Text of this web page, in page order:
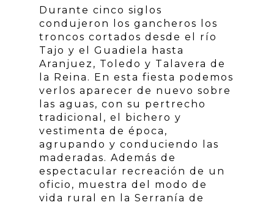
Durante cinco siglos
condujeron los gancheros los
troncos cortados desde el río
Tajo y el Guadiela hasta
Aranjuez, Toledo y Talavera de
la Reina. En esta fiesta podemos
verlos aparecer de nuevo sobre
las aguas, con su pertrecho
tradicional, el bichero y
vestimenta de época,
agrupando y conduciendo las
maderadas. Además de
espectacular recreación de un
oficio, muestra del modo de
vida rural en la Serranía de